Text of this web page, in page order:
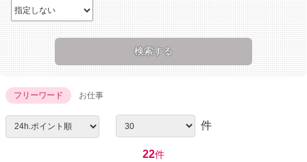
フリーワード お仕事
件
22件